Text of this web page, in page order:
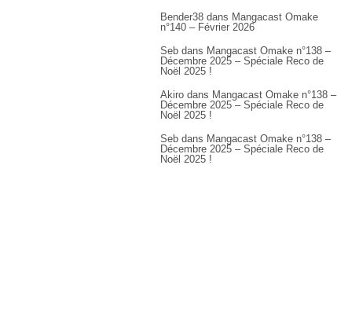
Bender38 dans Mangacast Omake
n°140 – Février 2026
Seb dans Mangacast Omake n°138 –
Décembre 2025 – Spéciale Reco de
Noël 2025 !
Akiro dans Mangacast Omake n°138 –
Décembre 2025 – Spéciale Reco de
Noël 2025 !
Seb dans Mangacast Omake n°138 –
Décembre 2025 – Spéciale Reco de
Noël 2025 !